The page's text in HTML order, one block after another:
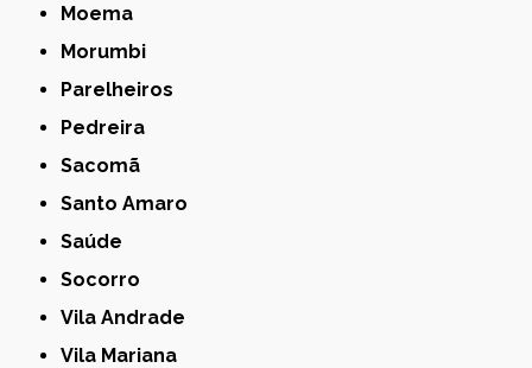
Moema
Morumbi
Parelheiros
Pedreira
Sacomã
Santo Amaro
Saúde
Socorro
Vila Andrade
Vila Mariana